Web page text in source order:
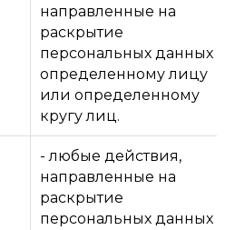
направленные на
раскрытие
персональных данных
определенному лицу
или определенному
кругу лиц.
- любые действия,
направленные на
раскрытие
персональных данных